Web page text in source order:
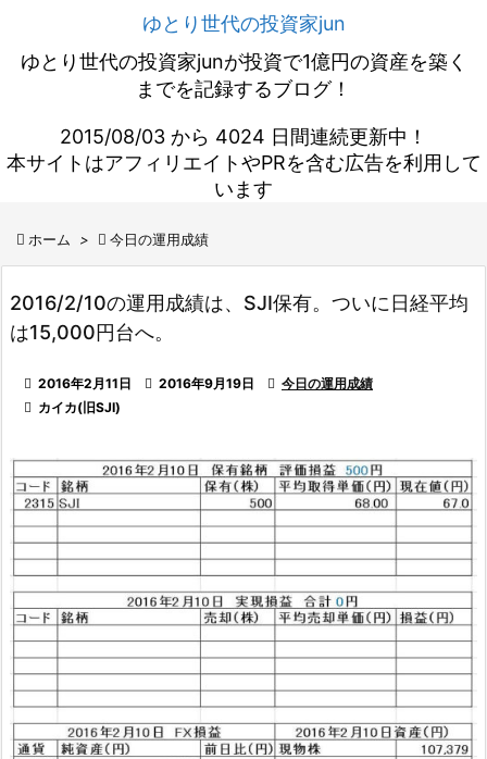
ゆとり世代の投資家jun
ゆとり世代の投資家junが投資で1億円の資産を築く
までを記録するブログ！
2015/08/03 から 4024 日間連続更新中！
本サイトはアフィリエイトやPRを含む広告を利用して
います
 ホーム >  今日の運用成績
2016/2/10の運用成績は、SJI保有。ついに日経平均
は15,000円台へ。
 2016年2月11日  2016年9月19日  今日の運用成績
 カイカ(旧SJI)